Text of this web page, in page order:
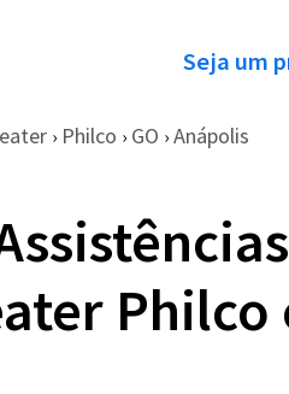
Seja um
› Philco › GO › Anápolis
Philco